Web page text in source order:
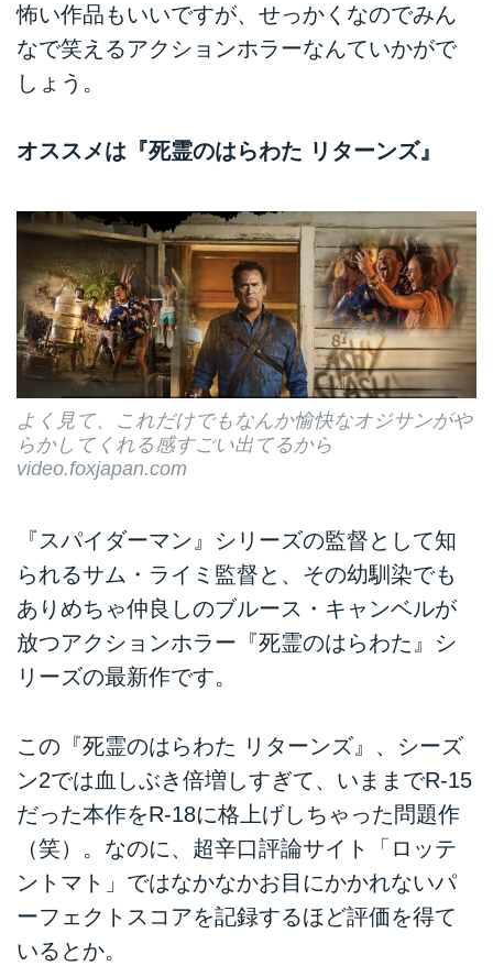
怖い作品もいいですが、せっかくなのでみん
なで笑えるアクションホラーなんていかがで
しょう。
オススメは『死霊のはらわた リターンズ』
よく見て、これだけでもなんか愉快なオジサンがや
らかしてくれる感すごい出てるから
video.foxjapan.com
『スパイダーマン』シリーズの監督として知
られるサム・ライミ監督と、その幼馴染でも
ありめちゃ仲良しのブルース・キャンベルが
放つアクションホラー『死霊のはらわた』シ
リーズの最新作です。
この『死霊のはらわた リターンズ』、シーズ
ン2では血しぶき倍増しすぎて、いままでR-15
だった本作をR-18に格上げしちゃった問題作
（笑）。なのに、超辛口評論サイト「ロッテ
ントマト」ではなかなかお目にかかれないパ
ーフェクトスコアを記録するほど評価を得て
いるとか。